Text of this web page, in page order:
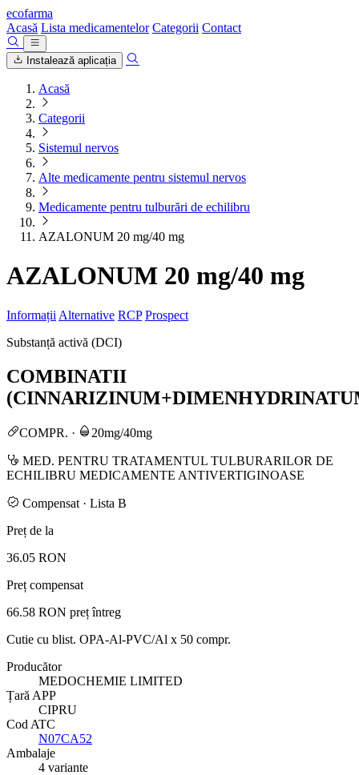
ecofarma
Acasă Lista medicamentelor Categorii Contact
Instalează aplicația
Acasă
Categorii
Sistemul nervos
Alte medicamente pentru sistemul nervos
Medicamente pentru tulburări de echilibru
AZALONUM 20 mg/40 mg
AZALONUM 20 mg/40 mg
Informații Alternative RCP Prospect
Substanță activă (DCI)
COMBINATII
COMPR. · 20mg/40mg
MED. PENTRU TRATAMENTUL TULBURARILOR DE
ECHILIBRU MEDICAMENTE ANTIVERTIGINOASE
Compensat · Lista B
Preț de la
36.05 RON
Preț compensat
66.58 RON preț întreg
Cutie cu blist. OPA-Al-PVC/Al x 50 compr.
Producător
MEDOCHEMIE LIMITED
Țară APP
CIPRU
Cod ATC
N07CA52
Ambalaje
4 variante